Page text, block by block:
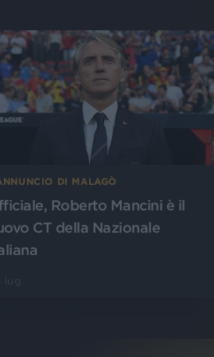
DI MALAGÒ
Roberto Mancini è il
CT della Nazionale